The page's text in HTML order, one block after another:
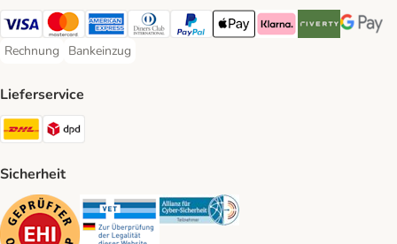
Visa Payment Method
Mastercard Payment Method
American Express Payment Method
Diners Club Payment Method
PayPal Payment Method
Apple Pay Payment Method
Klarna Payment Method
Riverty Payment
Google
Rechnung
Rechnung Payment Method
Bankeinzug
Bankeinzug Payment Method
Lieferservice
DHL Shipping Method
Sicherheit
Security Security Security